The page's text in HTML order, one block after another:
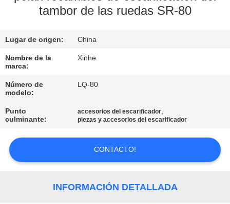
FÁBRICA
CONTROL
DE
CALIDAD
CONTACTA
CON
tambor de las ruedas SR-80
Lugar de origen: China
Nombre de la
marca:
Xinhe
Número de
modelo:
LQ-80
Punto
culminante:
accesorios del escarificador,
piezas y accesorios del escarificador
CONTACTO!
INFORMACIÓN DETALLADA